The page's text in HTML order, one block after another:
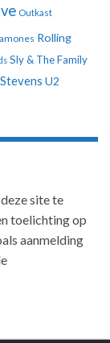
Outkast
Rolling
Sly & The Family
U2
site te
toelichting op
aanmelding